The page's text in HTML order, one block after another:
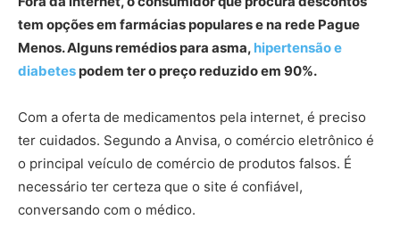
tem opções em farmácias populares e na rede Pague
Menos. Alguns remédios para asma, hipertensão e
diabetes podem ter o preço reduzido em 90%.
Com a oferta de medicamentos pela internet, é preciso
ter cuidados. Segundo a Anvisa, o comércio eletrônico é
o principal veículo de comércio de produtos falsos. É
necessário ter certeza que o site é confiável,
conversando com o médico.